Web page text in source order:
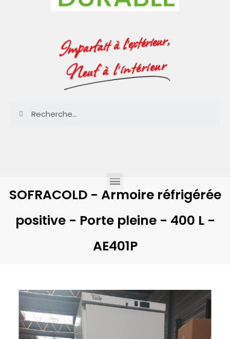
Imparfait à l'extérieur,
Neuf à l'intérieur
SOFRACOLD - Armoire réfrigérée
positive - Porte pleine - 400 L -
AE401P